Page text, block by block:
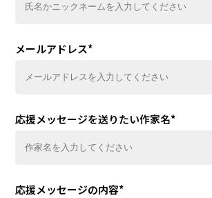
メールアドレス*
応援メッセージを送りたい作家名*
応援メッセージの内容*